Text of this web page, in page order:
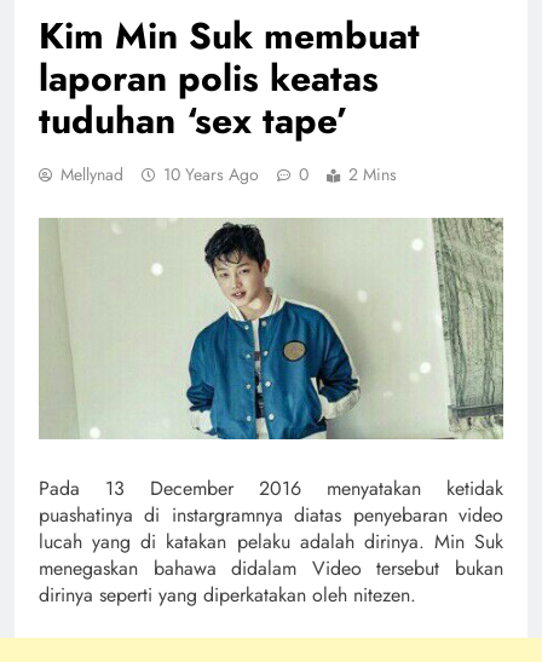
Kim Min Suk membuat
laporan polis keatas
tuduhan ‘sex tape’
Mellynad 10 Years Ago 0 2 Mins
Pada 13 December 2016 menyatakan ketidak
puashatinya di instargramnya diatas penyebaran video
lucah yang di katakan pelaku adalah dirinya. Min Suk
menegaskan bahawa didalam Video tersebut bukan
dirinya seperti yang diperkatakan oleh nitezen.